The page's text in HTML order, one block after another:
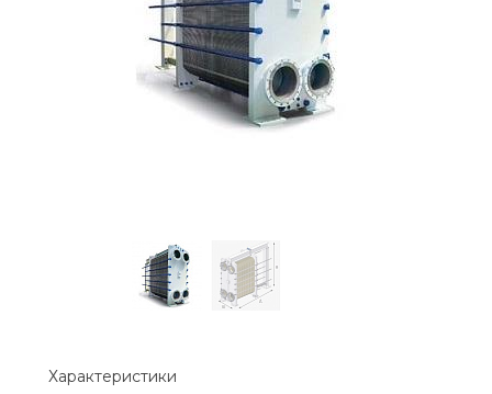
Характеристики